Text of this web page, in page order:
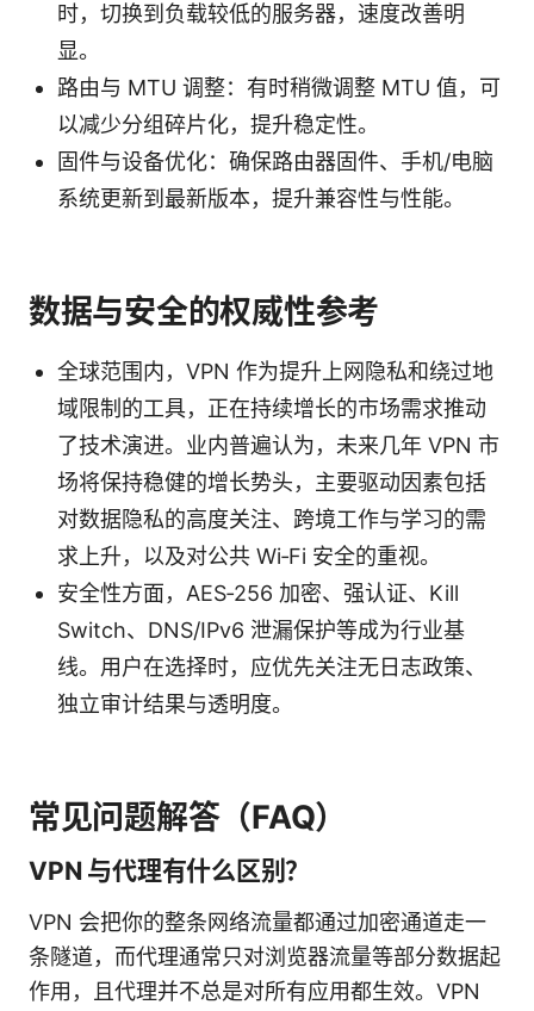
时，切换到负载较低的服务器，速度改善明
显。
路由与 MTU 调整：有时稍微调整 MTU 值，可
以减少分组碎片化，提升稳定性。
固件与设备优化：确保路由器固件、手机/电脑
系统更新到最新版本，提升兼容性与性能。
数据与安全的权威性参考
全球范围内，VPN 作为提升上网隐私和绕过地
域限制的工具，正在持续增长的市场需求推动
了技术演进。业内普遍认为，未来几年 VPN 市
场将保持稳健的增长势头，主要驱动因素包括
对数据隐私的高度关注、跨境工作与学习的需
求上升，以及对公共 Wi‑Fi 安全的重视。
安全性方面，AES‑256 加密、强认证、Kill
Switch、DNS/IPv6 泄漏保护等成为行业基
线。用户在选择时，应优先关注无日志政策、
独立审计结果与透明度。
常见问题解答（FAQ）
VPN 与代理有什么区别？
VPN 会把你的整条网络流量都通过加密通道走一
条隧道，而代理通常只对浏览器流量等部分数据起
作用，且代理并不总是对所有应用都生效。VPN